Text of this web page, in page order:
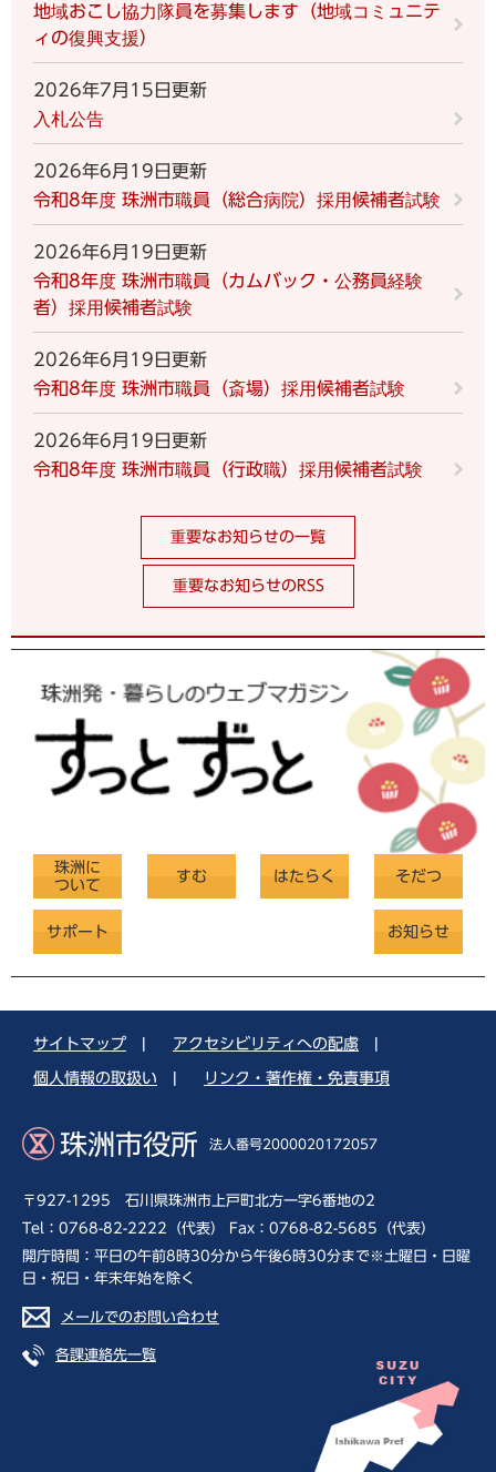
地域おこし協力隊員を募集します（地域コミュニテ
ィの復興支援）
2026年7月15日更新
入札公告
2026年6月19日更新
令和8年度 珠洲市職員（総合病院）採用候補者試験
2026年6月19日更新
令和8年度 珠洲市職員（カムバック・公務員経験
者）採用候補者試験
2026年6月19日更新
令和8年度 珠洲市職員（斎場）採用候補者試験
2026年6月19日更新
令和8年度 珠洲市職員（行政職）採用候補者試験
重要なお知らせの一覧
重要なお知らせのRSS
珠洲に
ついて
すむ はたらく そだつ
サポート お知らせ
サイトマップ アクセシビリティへの配慮
個人情報の取扱い リンク・著作権・免責事項
珠洲市役所 法人番号2000020172057
〒927-1295 石川県珠洲市上戸町北方一字6番地の2
Tel：0768-82-2222（代表） Fax：0768-82-5685（代表）
開庁時間：平日の午前8時30分から午後6時30分まで※土曜日・日曜
日・祝日・年末年始を除く
メールでのお問い合わせ
各課連絡先一覧